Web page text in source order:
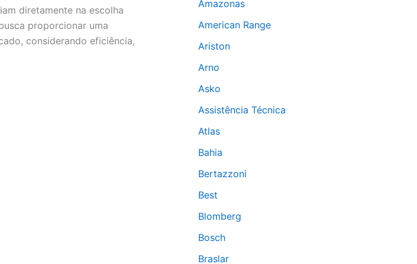
diretamente na escolha
proporcionar uma
considerando eficiência,
Amazonas
American Range
Ariston
Arno
Asko
Assistência Técnica
Atlas
Bahia
Bertazzoni
Best
Blomberg
Bosch
Braslar